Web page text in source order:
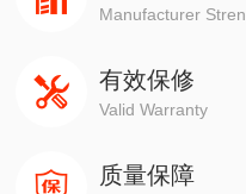
式服务"是我公司提出的
Manufacturer
有效保修
Valid Warranty
质量保障